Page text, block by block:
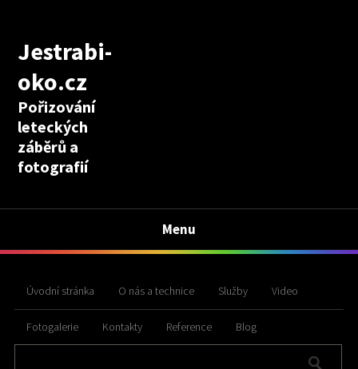
Jestrabi-
oko.cz
Pořizování
leteckých
záběrů a
fotografií
Menu
Úvodní stránka O nás a technice Služby Video
Fotogalerie Kontakty Reference Blog